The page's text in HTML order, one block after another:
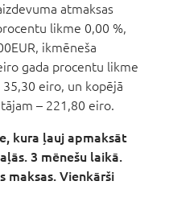
atmaksas
likme 0,00 %,
ikmēneša
gada procentu likme
eiro, un kopējā
– 221,80 eiro.
kura ļauj apmaksāt
3 mēnešu laikā.
maksas. Vienkārši